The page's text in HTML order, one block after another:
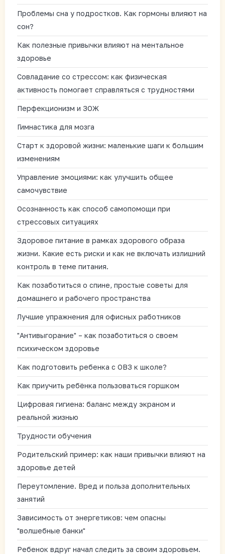
Проблемы сна у подростков. Как гормоны влияют на
сон?
Как полезные привычки влияют на ментальное
здоровье
Совладание со стрессом: как физическая
активность помогает справляться с трудностями
Перфекционизм и ЗОЖ
Гимнастика для мозга
Старт к здоровой жизни: маленькие шаги к большим
изменениям
Управление эмоциями: как улучшить общее
самочувствие
Осознанность как способ самопомощи при
стрессовых ситуациях
Здоровое питание в рамках здорового образа
жизни. Какие есть риски и как не включать излишний
контроль в теме питания.
Как позаботиться о спине, простые советы для
домашнего и рабочего пространства
Лучшие упражнения для офисных работников
"Антивыгорание" – как позаботиться о своем
психическом здоровье
Как подготовить ребенка с ОВЗ к школе?
Как приучить ребёнка пользоваться горшком
Цифровая гигиена: баланс между экраном и
реальной жизнью
Трудности обучения
Родительский пример: как наши привычки влияют на
здоровье детей
Переутомление. Вред и польза дополнительных
занятий
Зависимость от энергетиков: чем опасны
"волшебные банки"
Ребенок вдруг начал следить за своим здоровьем.